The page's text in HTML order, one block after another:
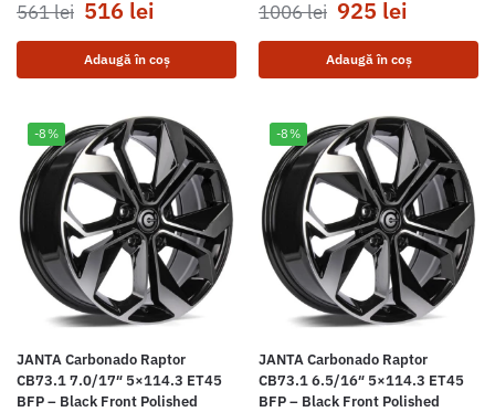
561lei 516 lei
Adaugă în coș
1006lei 925 lei
Adaugă în coș
-8%
JANTA Carbonado Raptor
CB73.1 7.0/17″ 5×114.3 ET45
BFP – Black Front Polished
-8%
JANTA Carbonado Raptor
CB73.1 6.5/16″ 5×114.3 ET45
BFP – Black Front Polished